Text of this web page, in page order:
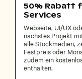
50% Rabatt
Services
Webseite, UI/UX
nächstes Projekt
alle Stockmedien,
Festpreis oder
zudem ein
enthalten.